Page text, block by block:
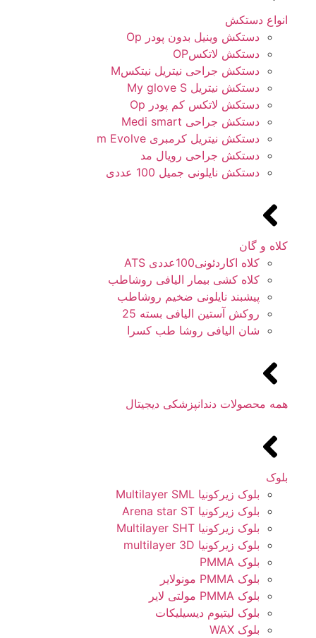
انواع دستکش
دستکش وینیل بدون پودر Op
دستکش لاتکسOP
دستکش جراحی نیتریل نیتکسM
دستکش نیتریل My glove S
دستکش لاتکس کم پودر Op
دستکش جراحی Medi smart
دستکش نیتریل کرمبری m Evolve
دستکش جراحی رویال مد
دستکش نایلونی جمیل 100 عددی
کلاه و گان
کلاه اکاردئونی100عددی ATS
کلاه کشی بیمار الیافی روشاطب
پیشبند نایلونی ضخیم روشاطب
روکش آستین الیافی بسته 25
شان الیافی روشا طب کسرا
همه محصولات دندانپزشکی دیجیتال
بلوک
بلوک زیرکونیا Multilayer SML
بلوک زیرکونیا Arena star ST
بلوک زیرکونیا Multilayer SHT
بلوک زیرکونیا multilayer 3D
بلوک PMMA
بلوک PMMA مونولایر
بلوک PMMA مولتی لایر
بلوک لیتیوم دیسیلیکات
بلوک WAX